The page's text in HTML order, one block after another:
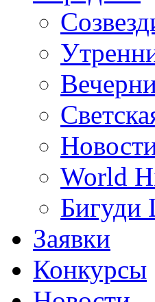
World
Заявки
Конкурсы